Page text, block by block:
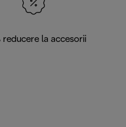
reducere la accesorii